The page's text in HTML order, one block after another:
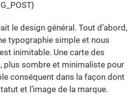
le design général. Tout d’abord,
typographie simple et nous
inimitable. Une carte des
plus sombre et minimaliste pour
conséquent dans la façon dont
et l’image de la marque.